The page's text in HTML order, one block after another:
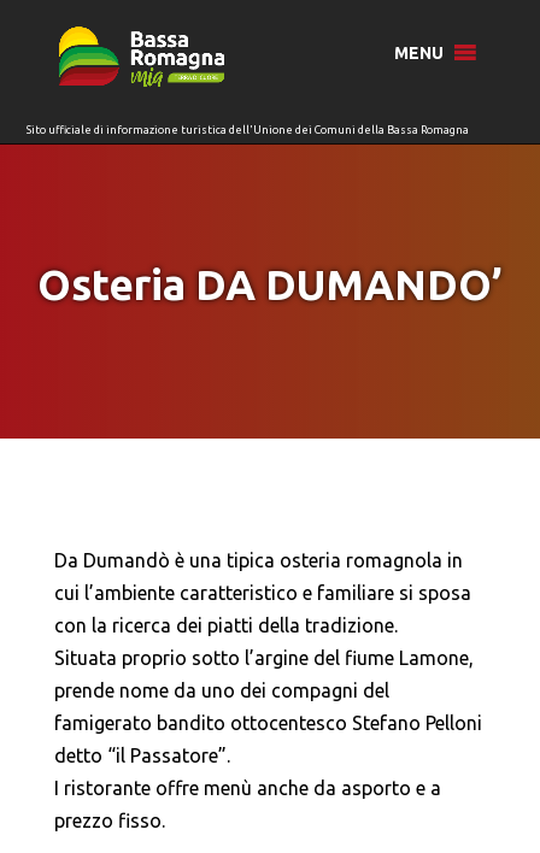
MENU
Osteria DA DUMANDO’
Da Dumandò è una tipica osteria romagnola in
cui l’ambiente caratteristico e familiare si sposa
con la ricerca dei piatti della tradizione.
Situata proprio sotto l’argine del fiume Lamone,
prende nome da uno dei compagni del
famigerato bandito ottocentesco Stefano Pelloni
detto “il Passatore”.
I ristorante offre menù anche da asporto e a
prezzo fisso.